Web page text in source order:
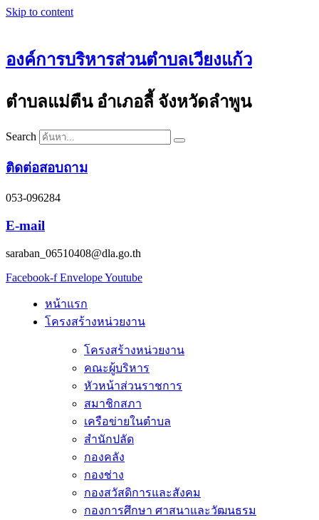
Skip to content
องค์การบริหารส่วนตำบลเวียงแก้ว
ตำบลแม่ตืน อำเภอลี้ จังหวัดลำพูน
Search
ติดต่อสอบถาม
053-096284
E-mail
saraban_06510408@dla.go.th
Facebook-f EnvelopeYoutube
หน้าแรก
โครงสร้างหน่วยงาน
โครงสร้างหน่วยงาน
คณะผู้บริหาร
หัวหน้าส่วนราชการ
สมาชิกสภา
เครือข่ายในตำบล
สำนักปลัด
กองคลัง
กองช่าง
กองสวัสดิการและสังคม
กองการศึกษา ศาสนาและวัฒนธรม